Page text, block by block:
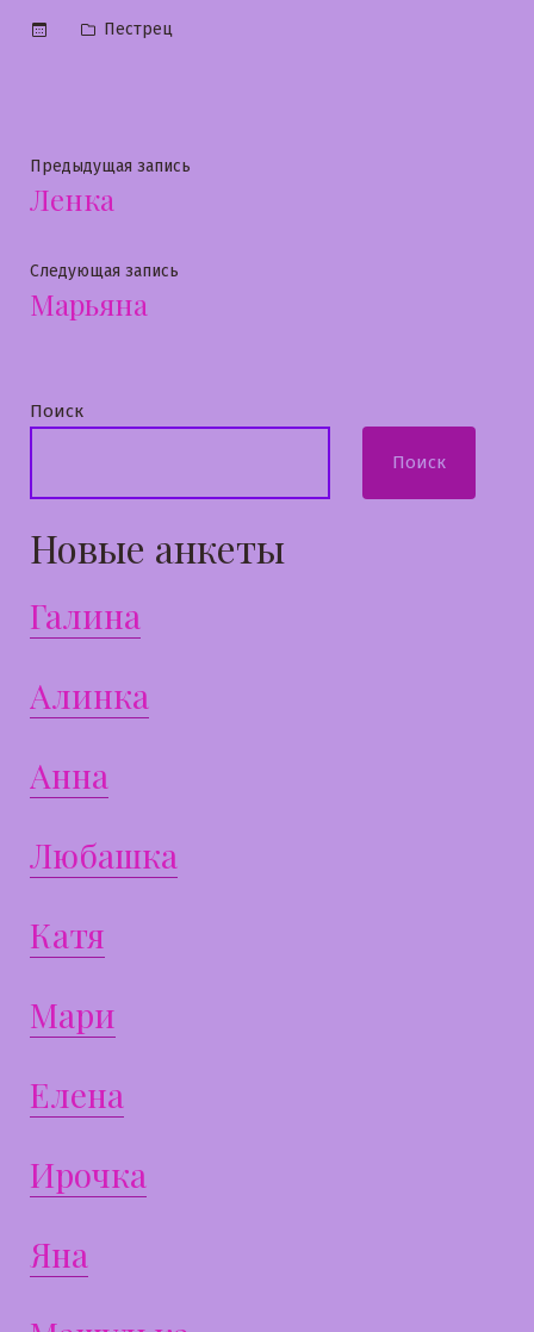
Опубликовано
Пестрец
Навигация
по
записям
Предыдущая запись
Ленка
Следующая запись
Марьяна
Поиск
Поиск
Новые анкеты
Галина
Алинка
Анна
Любашка
Катя
Мари
Елена
Ирочка
Яна